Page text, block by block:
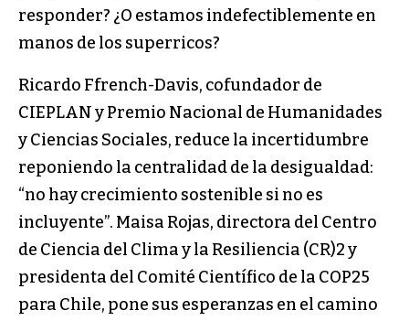
responder? ¿O estamos indefectiblemente en
manos de los superricos?
Ricardo Ffrench-Davis, cofundador de
CIEPLAN y Premio Nacional de Humanidades
y Ciencias Sociales, reduce la incertidumbre
reponiendo la centralidad de la desigualdad:
“no hay crecimiento sostenible si no es
incluyente”. Maisa Rojas, directora del Centro
de Ciencia del Clima y la Resiliencia (CR)2 y
presidenta del Comité Científico de la COP25
para Chile, pone sus esperanzas en el camino